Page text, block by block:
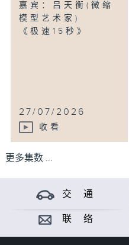
嘉宾：吕天衡(微缩
模型艺术家)
《极速15秒》
27/07/2026
收看
更多集数 ...
交 通
联 络